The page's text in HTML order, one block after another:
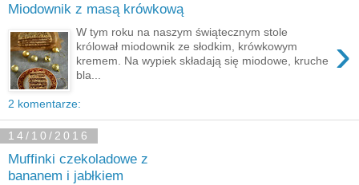
Miodownik z masą krówkową
›
W tym roku na naszym świątecznym stole
królował miodownik ze słodkim, krówkowym
kremem. Na wypiek składają się miodowe, kruche
bla...
2 komentarze:
14/10/2016
Muffinki czekoladowe z
bananem i jabłkiem